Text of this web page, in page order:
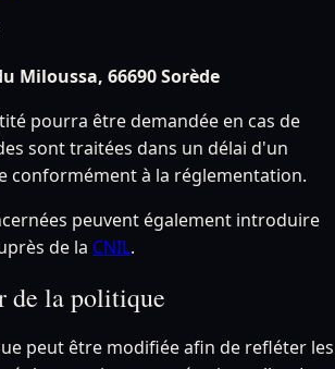
Miloussa, 66690 Sorède
pourra être demandée en cas de
sont traitées dans un délai d'un
conformément à la réglementation.
peuvent également introduire
de la CNIL.
de la politique
peut être modifiée afin de refléter les